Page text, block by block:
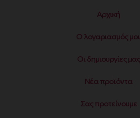
Αρχική
Ο λογαριασμός
Οι δημιουργίες μας
Νέα προϊόντα
Σας προτείνουμε